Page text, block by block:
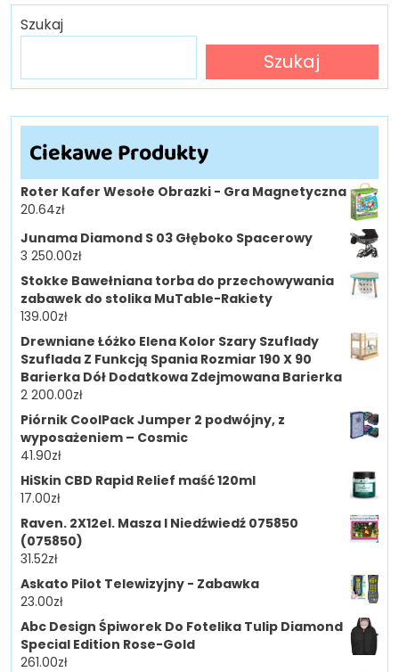
Szukaj
Szukaj
Ciekawe Produkty
Roter Kafer Wesołe Obrazki - Gra Magnetyczna
20.64zł
Junama Diamond S 03 Głęboko Spacerowy
3 250.00zł
Stokke Bawełniana torba do przechowywania
zabawek do stolika MuTable-Rakiety
139.00zł
Drewniane Łóżko Elena Kolor Szary Szuflady
Szuflada Z Funkcją Spania Rozmiar 190 X 90
Barierka Dół Dodatkowa Zdejmowana Barierka
2 200.00zł
Piórnik CoolPack Jumper 2 podwójny, z
wyposażeniem – Cosmic
41.90zł
HiSkin CBD Rapid Relief maść 120ml
17.00zł
Raven. 2X12el. Masza I Niedźwiedź 075850
(075850)
31.52zł
Askato Pilot Telewizyjny - Zabawka
23.00zł
Abc Design Śpiworek Do Fotelika Tulip Diamond
Special Edition Rose-Gold
261.00zł